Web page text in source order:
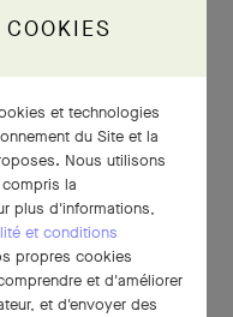
et technologies
du Site et la
Nous utilisons
la
plus d'informations,
et conditions
propres cookies
et d'améliorer
et d'envoyer des